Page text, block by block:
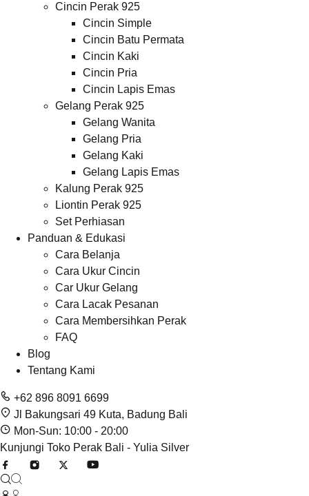
Cincin Perak 925
Cincin Simple
Cincin Batu Permata
Cincin Kaki
Cincin Pria
Cincin Lapis Emas
Gelang Perak 925
Gelang Wanita
Gelang Pria
Gelang Kaki
Gelang Lapis Emas
Kalung Perak 925
Liontin Perak 925
Set Perhiasan
Panduan & Edukasi
Cara Belanja
Cara Ukur Cincin
Car Ukur Gelang
Cara Lacak Pesanan
Cara Membersihkan Perak
FAQ
Blog
Tentang Kami
+62 896 8091 6699
Jl Bakungsari 49 Kuta, Badung Bali
Mon-Sun: 10:00 - 20:00
Kunjungi Toko Perak Bali - Yulia Silver